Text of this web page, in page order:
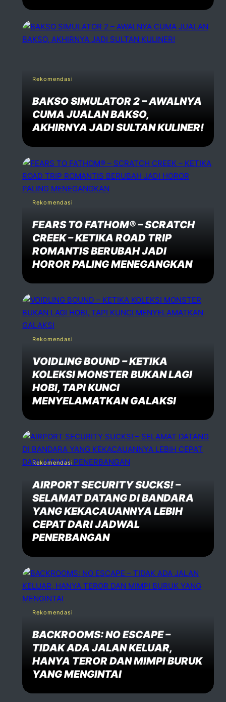
Rekomendasi
BAKSO SIMULATOR 2 – AWALNYA
CUMA JUALAN BAKSO,
AKHIRNYA JADI SULTAN KULINER!
Rekomendasi
FEARS TO FATHOM® – SCRATCH
CREEK – KETIKA ROAD TRIP
ROMANTIS BERUBAH JADI
HOROR PALING MENEGANGKAN
Rekomendasi
VOIDLING BOUND – KETIKA
KOLEKSI MONSTER BUKAN LAGI
HOBI, TAPI KUNCI
MENYELAMATKAN GALAKSI
Rekomendasi
AIRPORT SECURITY SUCKS! –
SELAMAT DATANG DI BANDARA
YANG KEKACAUANNYA LEBIH
CEPAT DARI JADWAL
PENERBANGAN
Rekomendasi
BACKROOMS: NO ESCAPE –
TIDAK ADA JALAN KELUAR,
HANYA TEROR DAN MIMPI BURUK
YANG MENGINTAI